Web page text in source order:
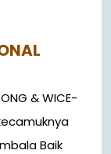
& WICE-
Baik